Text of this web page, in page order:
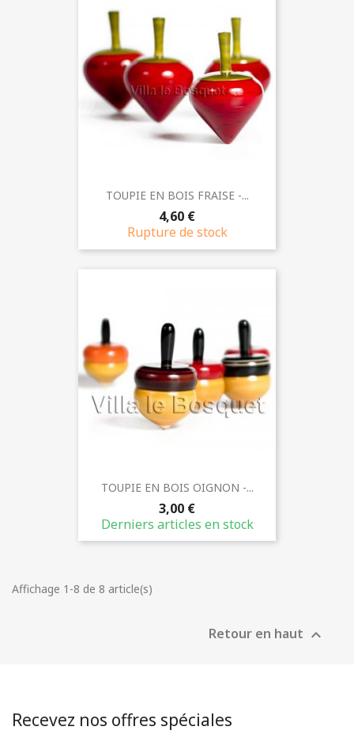
TOUPIE EN BOIS FRAISE -...
4,60 €
Rupture de stock
TOUPIE EN BOIS OIGNON -...
3,00 €
Derniers articles en stock
Affichage 1-8 de 8 article(s)
Retour en haut 
Recevez nos offres spéciales